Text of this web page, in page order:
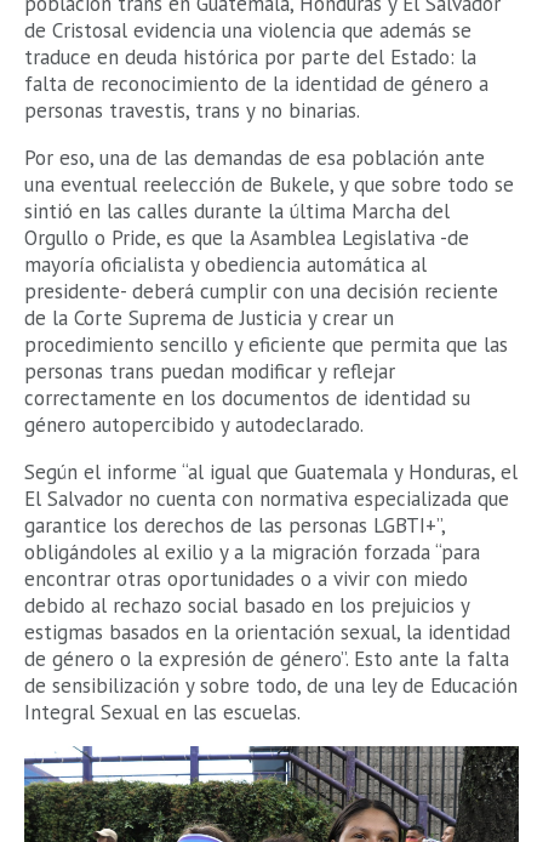
de Cristosal evidencia una violencia que además se
traduce en deuda histórica por parte del Estado: la
falta de reconocimiento de la identidad de género a
personas travestis, trans y no binarias.
Por eso, una de las demandas de esa población ante
una eventual reelección de Bukele, y que sobre todo se
sintió en las calles durante la última Marcha del
Orgullo o Pride, es que la Asamblea Legislativa -de
mayoría oficialista y obediencia automática al
presidente- deberá cumplir con una decisión reciente
de la Corte Suprema de Justicia y crear un
procedimiento sencillo y eficiente que permita que las
personas trans puedan modificar y reflejar
correctamente en los documentos de identidad su
género autopercibido y autodeclarado.
Según el informe “al igual que Guatemala y Honduras, el
El Salvador no cuenta con normativa especializada que
garantice los derechos de las personas LGBTI+”,
obligándoles al exilio y a la migración forzada “para
encontrar otras oportunidades o a vivir con miedo
debido al rechazo social basado en los prejuicios y
estigmas basados en la orientación sexual, la identidad
de género o la expresión de género”. Esto ante la falta
de sensibilización y sobre todo, de una ley de Educación
Integral Sexual en las escuelas.